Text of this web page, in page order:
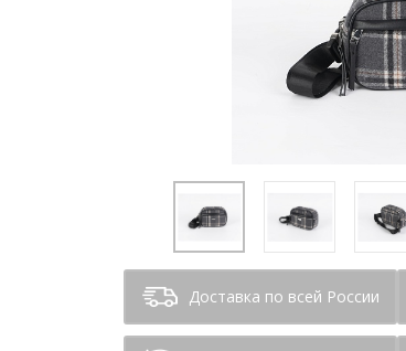
Доставка по всей России